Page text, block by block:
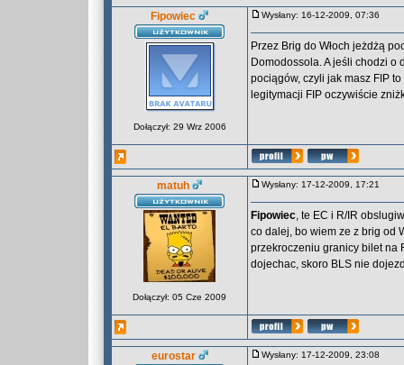
Fipowiec
Dołączył: 29 Wrz 2006
Wysłany: 16-12-2009, 07:36
Przez Brig do Włoch jeżdżą
Domodossola. A jeśli chodzi o
pociągów, czyli jak masz FIP
legitymacji FIP oczywiście
matuh
Dołączył: 05 Cze 2009
Wysłany: 17-12-2009, 17:21
Fipowiec, te EC i R/IR
co dalej, bo wiem ze z brig od
przekroczeniu granicy bilet na
dojechac, skoro BLS nie
eurostar Wysłany: 17-12-2009, 23:08